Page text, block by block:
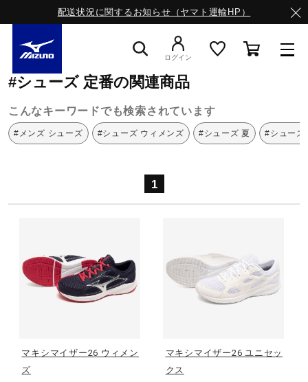
配送状況に関するお知らせ（ヤマト運輸HP）
ライフスタイルウエア
トレーニング
野球
ログイン
ミズノ公式オンライン
#シューズ 定番の関連商品
こんなキーワードでも検索されています
#メンズ シューズ #シューズ ウィメンズ #シューズ 夏 #シューズ
1
マキシマイザー26 ウィメン
ズ
マキシマイザー26 ユニセッ
クス